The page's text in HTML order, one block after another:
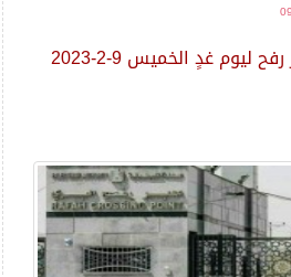
غدٍ الخميس 9-2-2023